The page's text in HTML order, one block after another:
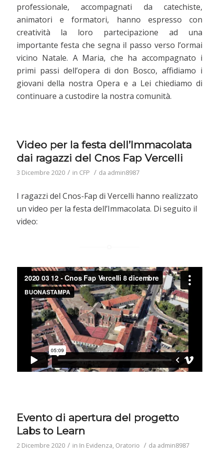
professionale, accompagnati da catechiste,
animatori e formatori, hanno espresso con
creatività la loro partecipazione ad una
importante festa che segna il passo verso l’ormai
vicino Natale. A Maria, che ha accompagnato i
primi passi dell’opera di don Bosco, affidiamo i
giovani della nostra Opera e a Lei chiediamo di
continuare a custodire la nostra comunità.
Video per la festa dell’Immacolata
dai ragazzi del Cnos Fap Vercelli
3 Dicembre 2020 / in CFP / da admin8987
I ragazzi del Cnos-Fap di Vercelli hanno realizzato
un video per la festa dell’Immacolata. Di seguito il
video:
Evento di apertura del progetto
Labs to Learn
2 Dicembre 2020 / in In Evidenza, Oratorio / da admin8987